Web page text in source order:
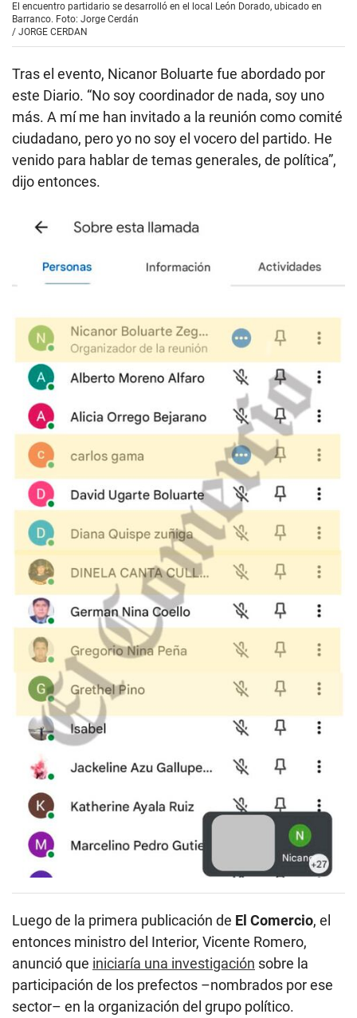
El encuentro partidario se desarrolló en el local León Dorado, ubicado en
Barranco. Foto: Jorge Cerdán
/ JORGE CERDAN
Tras el evento, Nicanor Boluarte fue abordado por
este Diario. “No soy coordinador de nada, soy uno
más. A mí me han invitado a la reunión como comité
ciudadano, pero yo no soy el vocero del partido. He
venido para hablar de temas generales, de política”,
dijo entonces.
Luego de la primera publicación de El Comercio, el
entonces ministro del Interior, Vicente Romero,
anunció que iniciaría una investigación sobre la
participación de los prefectos –nombrados por ese
sector– en la organización del grupo político.